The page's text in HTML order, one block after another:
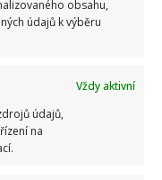
obsahu,
údajů k výběru
Vždy aktivní
údajů,
na